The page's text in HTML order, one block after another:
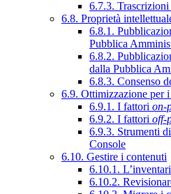
6.7.3.
6.8. Proprietà
6.8.1.
Pubblica
6.8.2.
dalla Pubblica
6.8.3. Consenso
6.9. Ottimizzazione per
6.9.1. I fattori on-
6.9.2. I fattori off-
6.9.3. Strumenti
Console
6.10. Gestire i contenuti
6.10.1.
6.10.2.